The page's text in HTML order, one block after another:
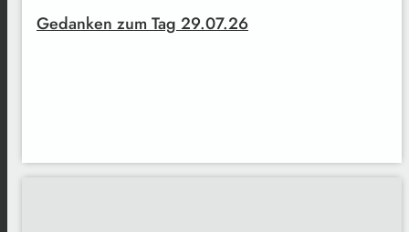
Gedanken zum Tag 29.07.26